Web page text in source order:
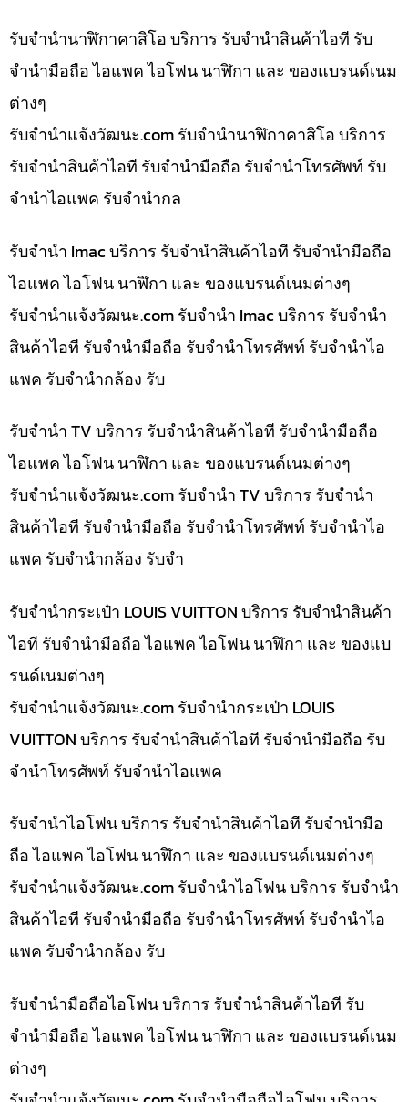
รับจำนำนาฬิกาคาสิโอ บริการ รับจำนำสินค้าไอที รับ
จำนำมือถือ ไอแพค ไอโฟน นาฬิกา และ ของแบรนด์เนม
ต่างๆ
รับจํานําแจ้งวัฒนะ.com รับจำนำนาฬิกาคาสิโอ บริการ
รับจำนำสินค้าไอที รับจำนำมือถือ รับจำนำโทรศัพท์ รับ
จำนำไอแพค รับจำนำกล
รับจำนำ Imac บริการ รับจำนำสินค้าไอที รับจำนำมือถือ
ไอแพค ไอโฟน นาฬิกา และ ของแบรนด์เนมต่างๆ
รับจํานําแจ้งวัฒนะ.com รับจำนำ Imac บริการ รับจำนำ
สินค้าไอที รับจำนำมือถือ รับจำนำโทรศัพท์ รับจำนำไอ
แพค รับจำนำกล้อง รับ
รับจำนำ TV บริการ รับจำนำสินค้าไอที รับจำนำมือถือ
ไอแพค ไอโฟน นาฬิกา และ ของแบรนด์เนมต่างๆ
รับจํานําแจ้งวัฒนะ.com รับจำนำ TV บริการ รับจำนำ
สินค้าไอที รับจำนำมือถือ รับจำนำโทรศัพท์ รับจำนำไอ
แพค รับจำนำกล้อง รับจำ
รับจำนำกระเป๋า LOUIS VUITTON บริการ รับจำนำสินค้า
ไอที รับจำนำมือถือ ไอแพค ไอโฟน นาฬิกา และ ของแบ
รนด์เนมต่างๆ
รับจํานําแจ้งวัฒนะ.com รับจำนำกระเป๋า LOUIS
VUITTON บริการ รับจำนำสินค้าไอที รับจำนำมือถือ รับ
จำนำโทรศัพท์ รับจำนำไอแพค
รับจำนำไอโฟน บริการ รับจำนำสินค้าไอที รับจำนำมือ
ถือ ไอแพค ไอโฟน นาฬิกา และ ของแบรนด์เนมต่างๆ
รับจํานําแจ้งวัฒนะ.com รับจำนำไอโฟน บริการ รับจำนำ
สินค้าไอที รับจำนำมือถือ รับจำนำโทรศัพท์ รับจำนำไอ
แพค รับจำนำกล้อง รับ
รับจำนำมือถือไอโฟน บริการ รับจำนำสินค้าไอที รับ
จำนำมือถือ ไอแพค ไอโฟน นาฬิกา และ ของแบรนด์เนม
ต่างๆ